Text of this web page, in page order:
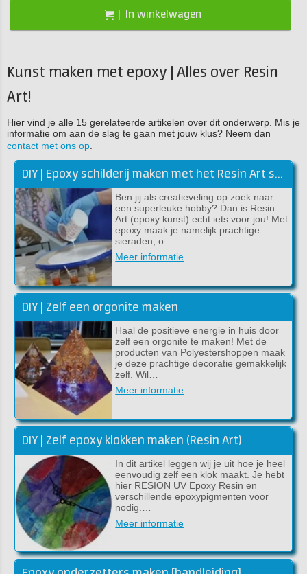
In winkelwagen
Kunst maken met epoxy | Alles over Resin
Art!
Hier vind je alle 15 gerelateerde artikelen over dit onderwerp. Mis je
informatie om aan de slag te gaan met jouw klus? Neem dan
contact met ons op.
DIY | Epoxy schilderij maken met het Resin Art starterspakket
Ben jij als creatieveling op zoek naar
een superleuke hobby? Dan is Resin
Art (epoxy kunst) echt iets voor jou! Met
epoxy maak je namelijk prachtige
sieraden, o…
Meer informatie
DIY | Zelf een orgonite maken
Haal de positieve energie in huis door
zelf een orgonite te maken! Met de
producten van Polyestershoppen maak
je deze prachtige decoratie gemakkelijk
zelf. Wil…
Meer informatie
DIY | Zelf epoxy klokken maken (Resin Art)
In dit artikel leggen wij je uit hoe je heel
eenvoudig zelf een klok maakt. Je hebt
hier RESION UV Epoxy Resin en
verschillende epoxypigmenten voor
nodig.…
Meer informatie